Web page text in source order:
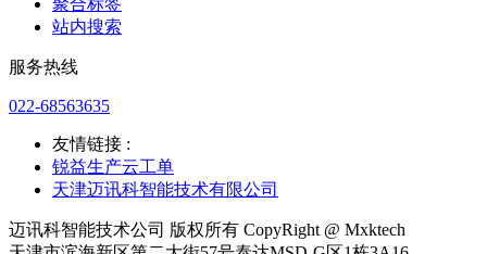
站内搜索
服务热线
022-68563635
友情链接 :
锐益生产云工单
天津迈讯科智能技术有限公司
迈讯科智能技术公司 版权所有 CopyRight @ Mxktech